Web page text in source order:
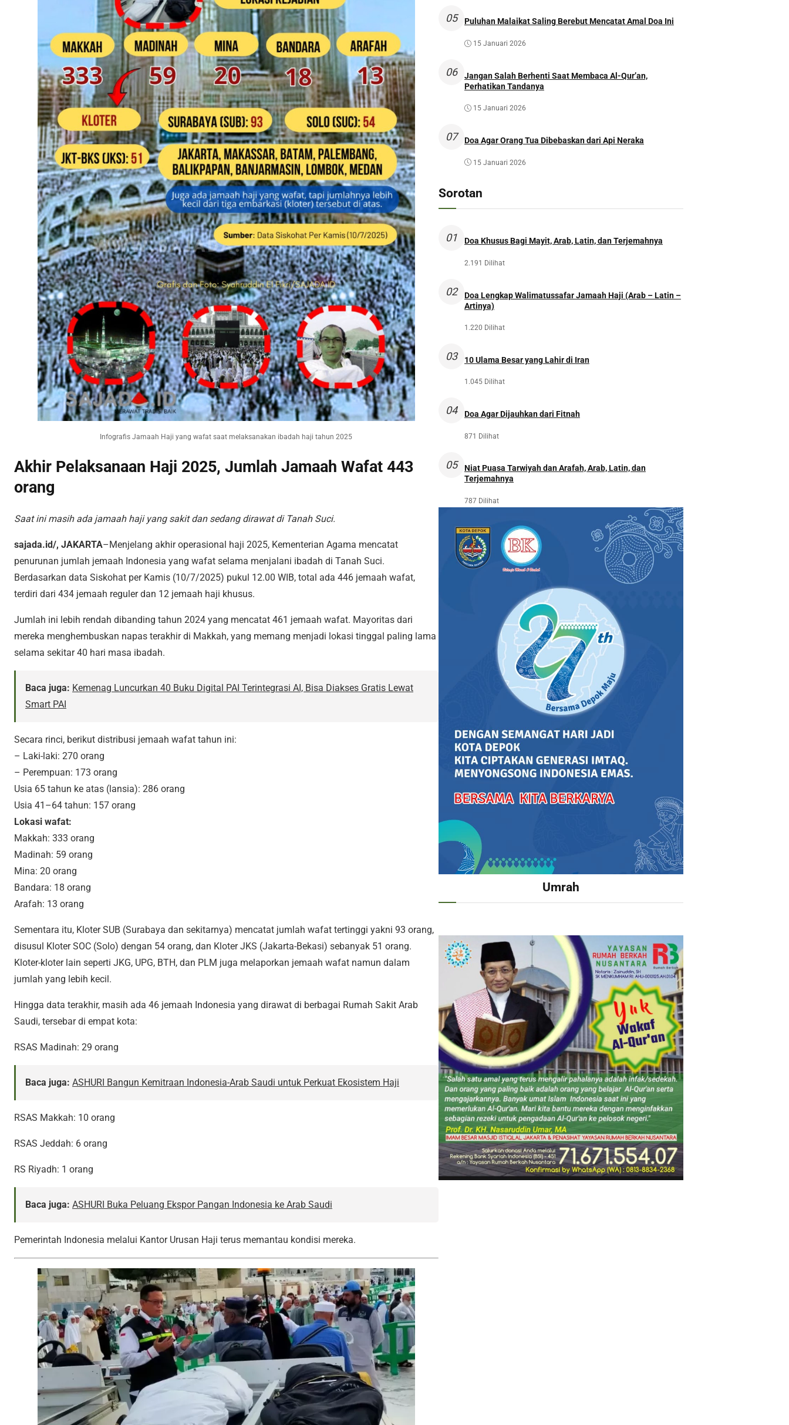
Infografis Jamaah Haji yang wafat saat melaksanakan ibadah haji tahun 2025
Akhir Pelaksanaan Haji 2025, Jumlah Jamaah Wafat 443
orang
Saat ini masih ada jamaah haji yang sakit dan sedang dirawat di Tanah Suci.
sajada.id/, JAKARTA–Menjelang akhir operasional haji 2025, Kementerian Agama mencatat
penurunan jumlah jemaah Indonesia yang wafat selama menjalani ibadah di Tanah Suci.
Berdasarkan data Siskohat per Kamis (10/7/2025) pukul 12.00 WIB, total ada 446 jemaah wafat,
terdiri dari 434 jemaah reguler dan 12 jemaah haji khusus.
Jumlah ini lebih rendah dibanding tahun 2024 yang mencatat 461 jemaah wafat. Mayoritas dari
mereka menghembuskan napas terakhir di Makkah, yang memang menjadi lokasi tinggal paling lama
selama sekitar 40 hari masa ibadah.
Baca juga: Kemenag Luncurkan 40 Buku Digital PAI Terintegrasi AI, Bisa Diakses Gratis Lewat
Smart PAI
Secara rinci, berikut distribusi jemaah wafat tahun ini:
– Laki-laki: 270 orang
– Perempuan: 173 orang
Usia 65 tahun ke atas (lansia): 286 orang
Usia 41–64 tahun: 157 orang
Lokasi wafat:
Makkah: 333 orang
Madinah: 59 orang
Mina: 20 orang
Bandara: 18 orang
Arafah: 13 orang
Sementara itu, Kloter SUB (Surabaya dan sekitarnya) mencatat jumlah wafat tertinggi yakni 93 orang,
disusul Kloter SOC (Solo) dengan 54 orang, dan Kloter JKS (Jakarta-Bekasi) sebanyak 51 orang.
Kloter-kloter lain seperti JKG, UPG, BTH, dan PLM juga melaporkan jemaah wafat namun dalam
jumlah yang lebih kecil.
Hingga data terakhir, masih ada 46 jemaah Indonesia yang dirawat di berbagai Rumah Sakit Arab
Saudi, tersebar di empat kota:
RSAS Madinah: 29 orang
Baca juga: ASHURI Bangun Kemitraan Indonesia-Arab Saudi untuk Perkuat Ekosistem Haji
RSAS Makkah: 10 orang
RSAS Jeddah: 6 orang
RS Riyadh: 1 orang
Baca juga: ASHURI Buka Peluang Ekspor Pangan Indonesia ke Arab Saudi
Pemerintah Indonesia melalui Kantor Urusan Haji terus memantau kondisi mereka.
05 Puluhan Malaikat Saling Berebut Mencatat Amal Doa Ini
15 Januari 2026
06
Jangan Salah Berhenti Saat Membaca Al-Qur’an,
Perhatikan Tandanya
15 Januari 2026
07 Doa Agar Orang Tua Dibebaskan dari Api Neraka
15 Januari 2026
Sorotan
01 Doa Khusus Bagi Mayit, Arab, Latin, dan Terjemahnya
2.191 Dilihat
02
Doa Lengkap Walimatussafar Jamaah Haji (Arab – Latin –
Artinya)
1.220 Dilihat
03 10 Ulama Besar yang Lahir di Iran
1.045 Dilihat
04 Doa Agar Dijauhkan dari Fitnah
871 Dilihat
05
Niat Puasa Tarwiyah dan Arafah, Arab, Latin, dan
Terjemahnya
787 Dilihat
Umrah